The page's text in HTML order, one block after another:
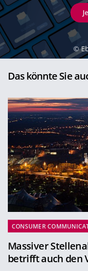
©
Das könnte Sie
CONSUMER
Massiver
betrifft auch den